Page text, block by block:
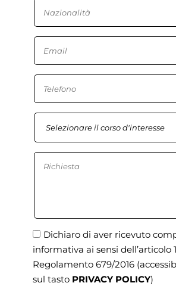
Dichiaro di aver ricevuto
informativa ai sensi dell’articolo
Regolamento 679/2016
sul tasto PRIVACY POLICY)